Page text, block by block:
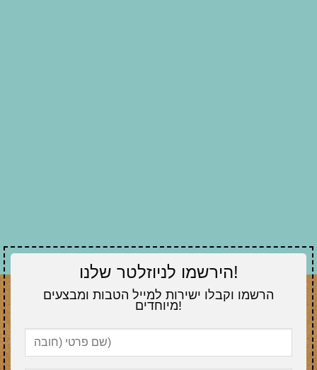
הירשמו לניוזלטר שלנו!
הרשמו וקבלו ישירות למייל הטבות ומבצעים
מיוחדים!